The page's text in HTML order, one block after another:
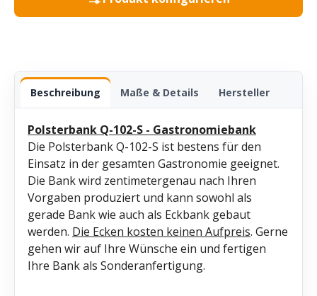
Beschreibung Maße & Details Hersteller
Polsterbank Q-102-S - Gastronomiebank
Die Polsterbank Q-102-S ist bestens für den
Einsatz in der gesamten Gastronomie geeignet.
Die Bank wird zentimetergenau nach Ihren
Vorgaben produziert und kann sowohl als
gerade Bank wie auch als Eckbank gebaut
werden. Die Ecken kosten keinen Aufpreis. Gerne
gehen wir auf Ihre Wünsche ein und fertigen
Ihre Bank als Sonderanfertigung.